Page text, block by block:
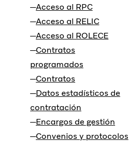
Acceso al RPC
Acceso al RELIC
Acceso al ROLECE
Contratos
programados
Contratos
Datos estadísticos de
contratación
Encargos de gestión
Convenios y protocolos